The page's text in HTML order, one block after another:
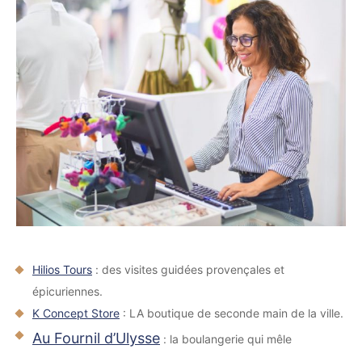
Hilios Tours : des visites guidées provençales et
épicuriennes.
K Concept Store : LA boutique de seconde main de la ville.
Au Fournil d’Ulysse : la boulangerie qui mêle